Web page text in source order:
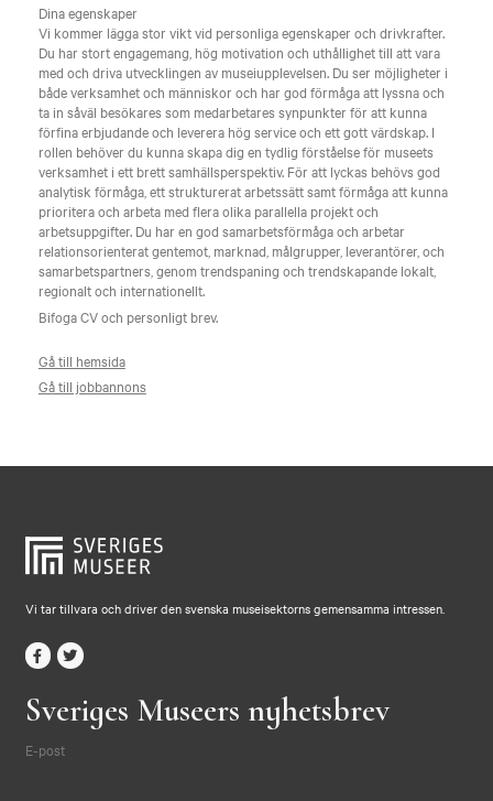
Dina egenskaper
Vi kommer lägga stor vikt vid personliga egenskaper och drivkrafter.
Du har stort engagemang, hög motivation och uthållighet till att vara
med och driva utvecklingen av museiupplevelsen. Du ser möjligheter i
både verksamhet och människor och har god förmåga att lyssna och
ta in såväl besökares som medarbetares synpunkter för att kunna
förfina erbjudande och leverera hög service och ett gott värdskap. I
rollen behöver du kunna skapa dig en tydlig förståelse för museets
verksamhet i ett brett samhällsperspektiv. För att lyckas behövs god
analytisk förmåga, ett strukturerat arbetssätt samt förmåga att kunna
prioritera och arbeta med flera olika parallella projekt och
arbetsuppgifter. Du har en god samarbetsförmåga och arbetar
relationsorienterat gentemot, marknad, målgrupper, leverantörer, och
samarbetspartners, genom trendspaning och trendskapande lokalt,
regionalt och internationellt.
Bifoga CV och personligt brev.
Gå till hemsida
Gå till jobbannons
Vi tar tillvara och driver den svenska museisektorns gemensamma intressen.
Sveriges Museers nyhetsbrev
E-post